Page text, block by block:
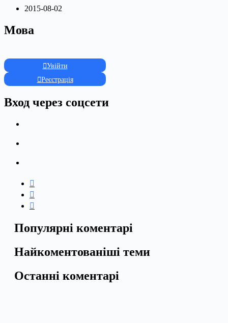
2015-08-02
Мова
Увійти
Реєстрація
Вход через соцсети
Популярні коментарі
Найкоментованіші теми
Останні коментарі